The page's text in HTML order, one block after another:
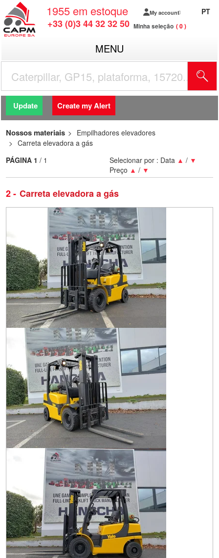
1955 em estoque
+33 (0)3 44 32 32 50
My account
Minha seleção 0
PT
MENU
Update Create my Alert
Nossos materiais
Empilhadores elevadores
Carreta elevadora a gás
2 Carreta elevadora a gás
Selecionar por : Data ▲ / ▼
Preço ▲ / ▼
PÁGINA 1 / 1